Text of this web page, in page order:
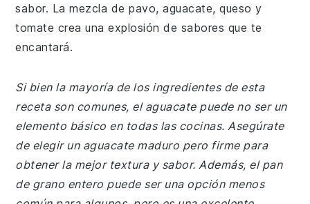
sabor. La mezcla de pavo, aguacate, queso y
tomate crea una explosión de sabores que te
encantará.
Si bien la mayoría de los ingredientes de esta
receta son comunes, el aguacate puede no ser un
elemento básico en todas las cocinas. Asegúrate
de elegir un aguacate maduro pero firme para
obtener la mejor textura y sabor. Además, el pan
de grano entero puede ser una opción menos